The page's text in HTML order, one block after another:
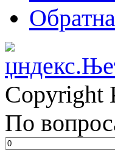
Copyright
По